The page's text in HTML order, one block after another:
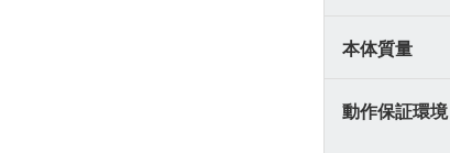
本体質量
動作保証環境